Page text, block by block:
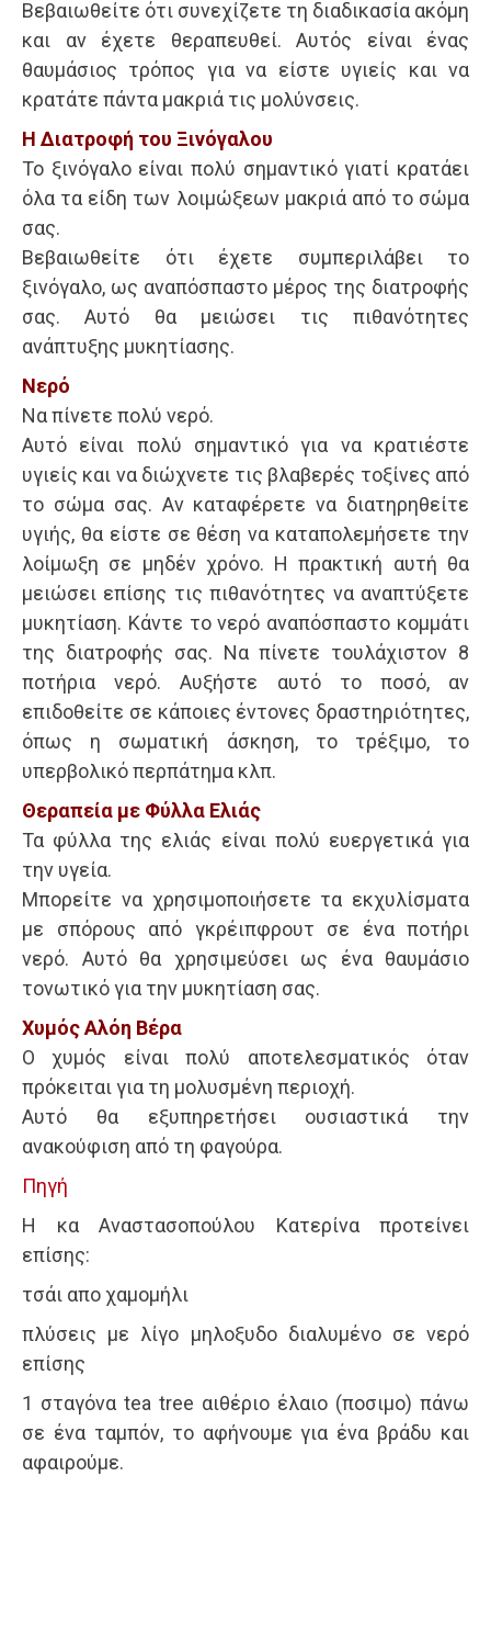
Βεβαιωθείτε ότι συνεχίζετε τη διαδικασία ακόμη
και αν έχετε θεραπευθεί. Αυτός είναι ένας
θαυμάσιος τρόπος για να είστε υγιείς και να
κρατάτε πάντα μακριά τις μολύνσεις.
Η Διατροφή του Ξινόγαλου
Το ξινόγαλο είναι πολύ σημαντικό γιατί κρατάει
όλα τα είδη των λοιμώξεων μακριά από το σώμα
σας.
Βεβαιωθείτε ότι έχετε συμπεριλάβει το
ξινόγαλο, ως αναπόσπαστο μέρος της διατροφής
σας. Αυτό θα μειώσει τις πιθανότητες
ανάπτυξης μυκητίασης.
Νερό
Να πίνετε πολύ νερό.
Αυτό είναι πολύ σημαντικό για να κρατιέστε
υγιείς και να διώχνετε τις βλαβερές τοξίνες από
το σώμα σας. Αν καταφέρετε να διατηρηθείτε
υγιής, θα είστε σε θέση να καταπολεμήσετε την
λοίμωξη σε μηδέν χρόνο. Η πρακτική αυτή θα
μειώσει επίσης τις πιθανότητες να αναπτύξετε
μυκητίαση. Κάντε το νερό αναπόσπαστο κομμάτι
της διατροφής σας. Να πίνετε τουλάχιστον 8
ποτήρια νερό. Αυξήστε αυτό το ποσό, αν
επιδοθείτε σε κάποιες έντονες δραστηριότητες,
όπως η σωματική άσκηση, το τρέξιμο, το
υπερβολικό περπάτημα κλπ.
Θεραπεία με Φύλλα Ελιάς
Τα φύλλα της ελιάς είναι πολύ ευεργετικά για
την υγεία.
Μπορείτε να χρησιμοποιήσετε τα εκχυλίσματα
με σπόρους από γκρέιπφρουτ σε ένα ποτήρι
νερό. Αυτό θα χρησιμεύσει ως ένα θαυμάσιο
τονωτικό για την μυκητίαση σας.
Χυμός Αλόη Βέρα
Ο χυμός είναι πολύ αποτελεσματικός όταν
πρόκειται για τη μολυσμένη περιοχή.
Αυτό θα εξυπηρετήσει ουσιαστικά την
ανακούφιση από τη φαγούρα.
Πηγή
Η κα Αναστασοπούλου Κατερίνα προτείνει
επίσης:
τσάι απο χαμομήλι
πλύσεις με λίγο μηλοξυδο διαλυμένο σε νερό
επίσης
1 σταγόνα tea tree αιθέριο έλαιο (ποσιμο) πάνω
σε ένα ταμπόν, το αφήνουμε για ένα βράδυ και
αφαιρούμε.